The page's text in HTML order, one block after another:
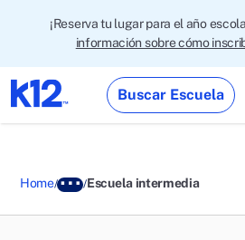
¡Reserva tu lugar para el año
información sobre cómo
Buscar Escuela
Home Escuela intermedia